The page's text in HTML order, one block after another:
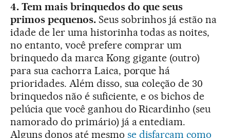
4. Tem mais brinquedos do que seus
primos pequenos.Seus sobrinhos já estão na
idade de ler uma historinha todas as noites,
no entanto, você prefere comprar um
brinquedo da marca Kong gigante (outro)
para sua cachorra Laica, porque há
prioridades. Além disso, sua coleção de 30
brinquedos não é suficiente, e os bichos de
pelúcia que você ganhou do Ricardinho (seu
namorado do primário) já a entediam.
Alguns donos até mesmo se disfarçam como